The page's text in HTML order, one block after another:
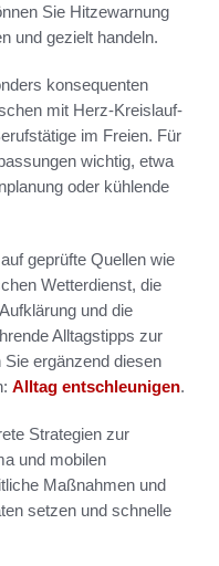
Sie Hitzewarnung
und gezielt handeln.
konsequenten
mit Herz-Kreislauf-
im Freien. Für
wichtig, etwa
oder kühlende
geprüfte Quellen wie
Wetterdienst, die
und die
Alltagstipps zur
ergänzend diesen
Alltag entschleunigen.
Strategien zur
und mobilen
Maßnahmen und
setzen und schnelle